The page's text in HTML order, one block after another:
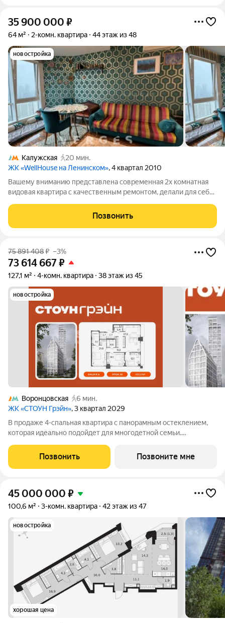
35 900 000 ₽
64 м² 2-комн. квартира 44 этаж из 48
новостройка
Калужская
20 мин.
ЖК «WellHouse на Ленинском», 4 квартал 2010
Вашему вниманию представлена современная 2х комнатная
видовая квартира с качественным ремонтом, делали для себя,
полностью укомплектована всей необходимой мебелью и
бытовой техникой. Квартира
Позвонить
75 891 408₽ –3%
73 614 667₽
127,1 м² 4-комн. квартира 38 этаж из 45
новостройка
Воронцовская
6 мин.
ЖК «СТОУН Грэйн», 3 квартал 2029
В продаже 4-спальная квартира с панорамным остеклением,
которая идеально подойдет для многодетной семьи.
хранения вещей, 3 ванных комнаты, а также обустроить мягкое
пространство для совместного
Позвонить Позвоните мне
45 000 000 ₽
100,6 м² 3-комн. квартира 42 этаж из 47
новостройка
хорошая цена